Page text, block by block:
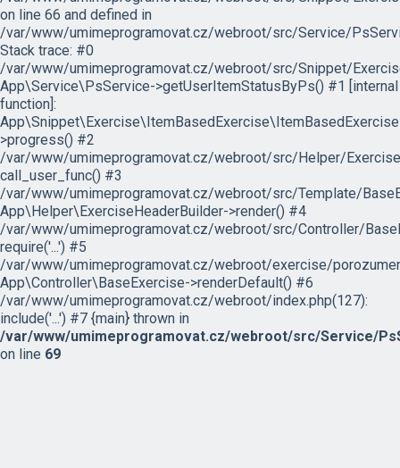
on line 66 and defined in
/var/www/umimeprogramovat.cz/webroot/src/Service/
Stack trace: #0
/var/www/umimeprogramovat.cz/webroot/src/Snippet/
App\Service\PsService->getUserItemStatusByPs() #1 [internal
function]:
>progress() #2
/var/www/umimeprogramovat.cz/webroot/src/Helper/
call_user_func() #3
/var/www/umimeprogramovat.cz/webroot/src/Template/
App\Helper\ExerciseHeaderBuilder->render() #4
/var/www/umimeprogramovat.cz/webroot/src/Controller/
require('...') #5
/var/www/umimeprogramovat.cz/webroot/exercise/
App\Controller\BaseExercise->renderDefault() #6
/var/www/umimeprogramovat.cz/webroot/index.php(127):
include('...') #7 {main} thrown in
/var/www/umimeprogramovat.cz/webroot/src/Service/
on line 69